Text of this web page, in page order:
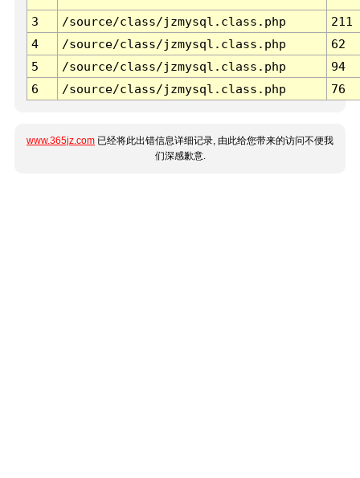
3 /source/class/jzmysql.class.php
211
4
/source/class/jzmysql.class.php
62
5
/source/class/jzmysql.class.php
94
6
/source/class/jzmysql.class.php 76
www.365jz.com 已经将此出错信息详细记录, 由此给您带来的访问不便我
们深感歉意.